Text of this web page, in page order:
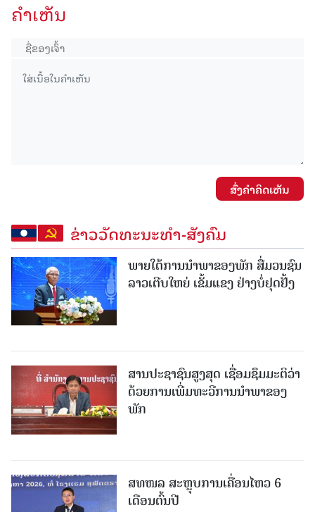
ຄໍາເຫັນ
ສົ່ງຄໍາຄິດເຫັນ
ຂ່າວວັດທະນະທຳ-ສັງຄົມ
ພາຍໃຕ້ການນໍາພາຂອງພັກ ສື່ມວນຊົນ
ລາວເຕີບໃຫຍ່ ເຂັ້ມແຂງ ຢ່າງບໍ່ຢຸດຢັ້ງ
ສານປະຊາຊົນສູງສຸດ ເຊື່ອມຊຶມມະຕິວ່າ
ດ້ວຍການເພີ່ມທະວີການນຳພາຂອງ
ພັກ
ສທໜລ ສະຫຼຸບການເຄື່ອນໄຫວ 6
ເດືອນຕົ້ນປີ